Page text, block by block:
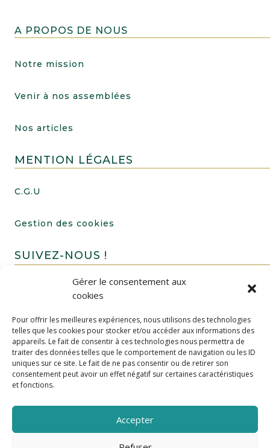
Gérer le consentement aux
cookies
Pour offrir les meilleures expériences, nous utilisons des technologies
telles que les cookies pour stocker et/ou accéder aux informations des
appareils. Le fait de consentir à ces technologies nous permettra de
traiter des données telles que le comportement de navigation ou les ID
uniques sur ce site. Le fait de ne pas consentir ou de retirer son
consentement peut avoir un effet négatif sur certaines caractéristiques
et fonctions.
Accepter
A PROPOS DE NOUS
Notre mission
Venir à nos assemblées
Nos articles
MENTION LÉGALES
C.G.U
Gestion des cookies
SUIVEZ-NOUS !
FAIRE UN DON